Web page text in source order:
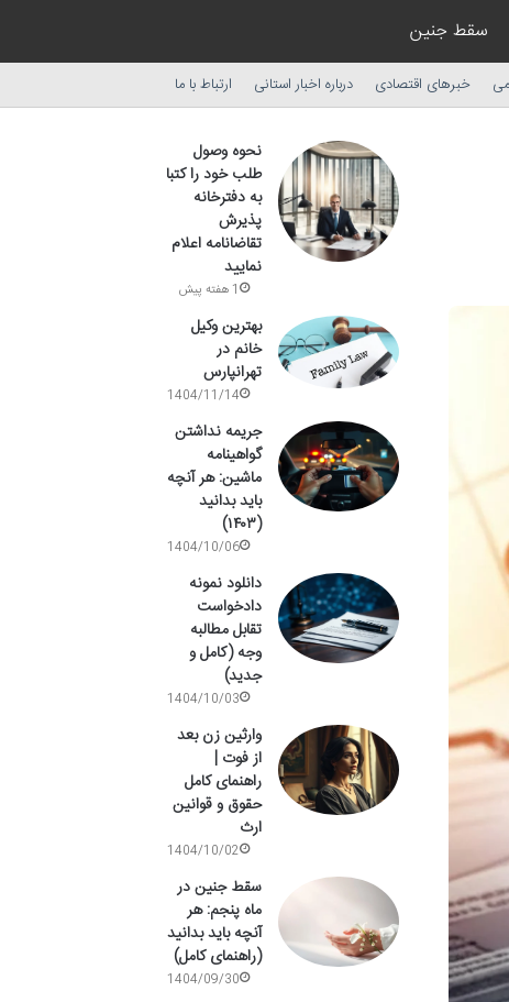
سقط جنین
خبرهای اقتصادی درباره اخبار استانی ارتباط با ما
نحوه وصول
طلب خود را کتبا
به دفترخانه
پذیرش
تقاضانامه اعلام
نمایید
1 هفته پیش
بهترین وکیل
خانم در
تهرانپارس
1404/11/14
جریمه نداشتن
گواهینامه
ماشین: هر آنچه
باید بدانید
(۱۴۰۳)
1404/10/06
دانلود نمونه
دادخواست
تقابل مطالبه
وجه (کامل و
جدید)
1404/10/03
وارثین زن بعد
از فوت |
راهنمای کامل
حقوق و قوانین
ارث
1404/10/02
سقط جنین در
ماه پنجم: هر
آنچه باید بدانید
(راهنمای کامل)
1404/09/30